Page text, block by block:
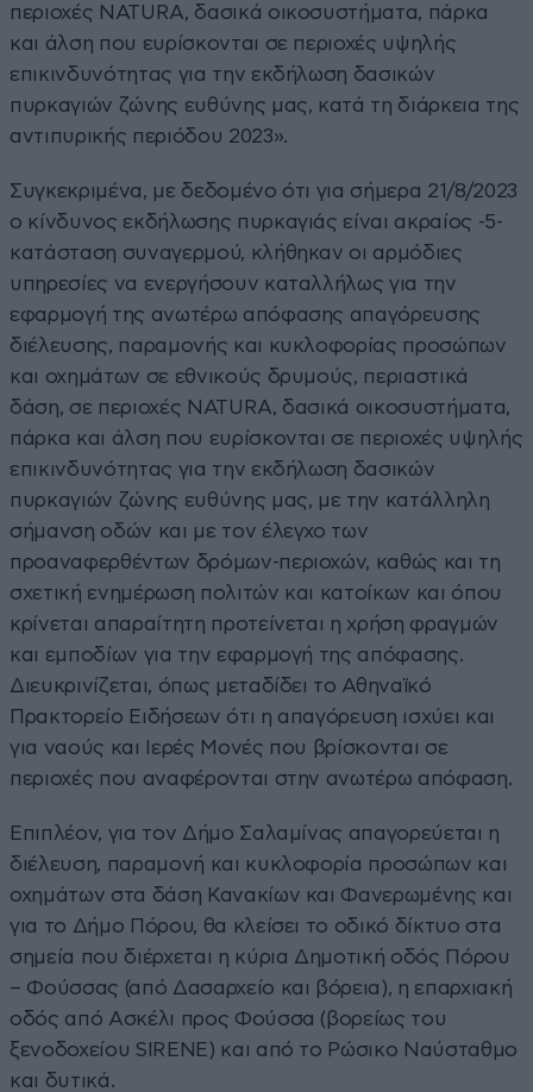
περιοχές NATURA, δασικά οικοσυστήματα, πάρκα
και άλση που ευρίσκονται σε περιοχές υψηλής
επικινδυνότητας για την εκδήλωση δασικών
πυρκαγιών ζώνης ευθύνης μας, κατά τη διάρκεια της
αντιπυρικής περιόδου 2023».
Συγκεκριμένα, με δεδομένο ότι για σήμερα 21/8/2023
ο κίνδυνος εκδήλωσης πυρκαγιάς είναι ακραίος -5-
κατάσταση συναγερμού, κλήθηκαν οι αρμόδιες
υπηρεσίες να ενεργήσουν καταλλήλως για την
εφαρμογή της ανωτέρω απόφασης απαγόρευσης
διέλευσης, παραμονής και κυκλοφορίας προσώπων
και οχημάτων σε εθνικούς δρυμούς, περιαστικά
δάση, σε περιοχές NATURA, δασικά οικοσυστήματα,
πάρκα και άλση που ευρίσκονται σε περιοχές υψηλής
επικινδυνότητας για την εκδήλωση δασικών
πυρκαγιών ζώνης ευθύνης μας, με την κατάλληλη
σήμανση οδών και με τον έλεγχο των
προαναφερθέντων δρόμων-περιοχών, καθώς και τη
σχετική ενημέρωση πολιτών και κατοίκων και όπου
κρίνεται απαραίτητη προτείνεται η χρήση φραγμών
και εμποδίων για την εφαρμογή της απόφασης.
Διευκρινίζεται, όπως μεταδίδει το Αθηναϊκό
Πρακτορείο Ειδήσεων ότι η απαγόρευση ισχύει και
για ναούς και Ιερές Μονές που βρίσκονται σε
περιοχές που αναφέρονται στην ανωτέρω απόφαση.
Επιπλέον, για τον Δήμο Σαλαμίνας απαγορεύεται η
διέλευση, παραμονή και κυκλοφορία προσώπων και
οχημάτων στα δάση Κανακίων και Φανερωμένης και
για το Δήμο Πόρου, θα κλείσει το οδικό δίκτυο στα
σημεία που διέρχεται η κύρια Δημοτική οδός Πόρου
– Φούσσας (από Δασαρχείο και βόρεια), η επαρχιακή
οδός από Ασκέλι προς Φούσσα (βορείως του
ξενοδοχείου SIRENE) και από το Ρώσικο Ναύσταθμο
και δυτικά.